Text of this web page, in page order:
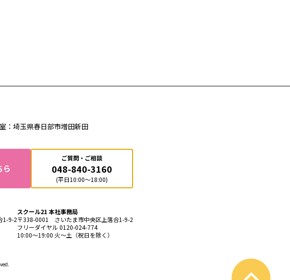
：埼玉県春日部市増田新田
ら
ご質問・ご相談
048-840-3160
(平日10:00～18:00)
1-9-2
スクール21 本社事務局
〒338-0001 さいたま市中央区上落合1-9-2
フリーダイヤル 0120-024-774
10:00〜19:00 火〜土（祝日を除く）